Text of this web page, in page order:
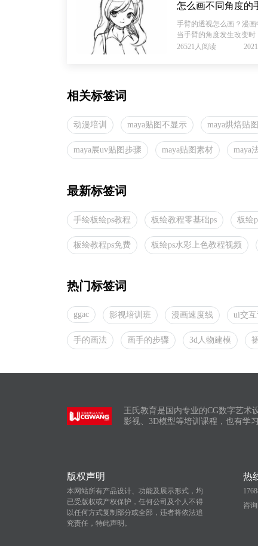
怎么画不同角度的
手臂的透视怎么画？漫
当手臂的角度发生改变
26521人阅读
相关标签词
动漫培训 maya贴图不显示 maya烘焙贴图
maya展uv贴图步骤 maya贴图素材 maya
最新标签词
手绘板绘ps教程 板绘教程零基础ps 板绘
板绘教程ps免费 板绘ps水彩上色教程视频
热门标签词
ggac 影视培训班 漫画速度线 ui交
手的画法 画手的步骤 3d人物建模
王氏教育是国内专业的CG数字艺术
影视、3D模型等培训课程，也有学
版权声明
本网站所有产品设计、功能及展示形式，均
已受版权或产权保护，任何公司及个人不得
以任何方式复制部分或全部，违者将依法追
究责任，特此声明。
热
咨